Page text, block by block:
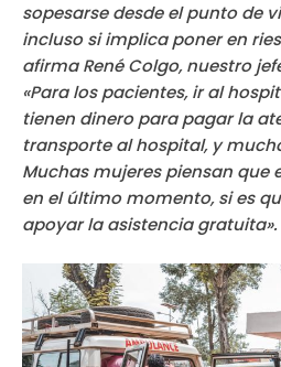
sopesarse desde el punto de
incluso si implica poner en
afirma René Colgo, nuestro
«Para los pacientes, ir al
tienen dinero para pagar la
transporte al hospital, y
Muchas mujeres piensan que
en el último momento, si es
apoyar la asistencia gratuita».